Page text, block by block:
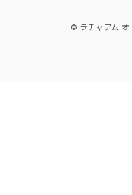
© ラチャアム オ